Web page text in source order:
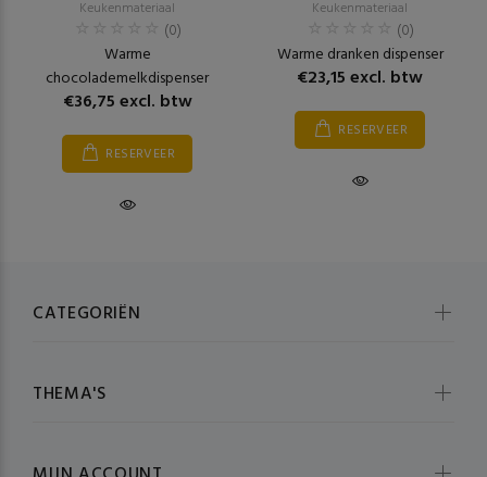
Keukenmateriaal
(0)
Warme
chocolademelkdispenser
€36,75 excl. btw
RESERVEER
Keukenmateriaal
(0)
Warme dranken dispenser
€23,15 excl. btw
RESERVEER
CATEGORIËN
THEMA'S